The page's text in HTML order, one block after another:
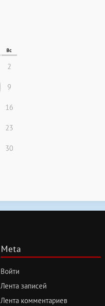
Вс
2
9
16
23
30
Meta
Войти
Лента записей
Лента комментариев